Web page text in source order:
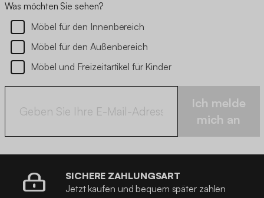
Was möchten Sie sehen?
Möbel für den Innenbereich
Möbel für den Außenbereich
Möbel und Freizeitartikel für Kinder
Ich melde
mich an
SICHERE ZAHLUNGSART
Jetzt kaufen und bequem später zahlen